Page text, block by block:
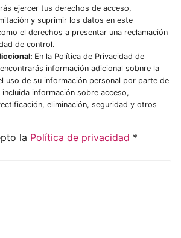
ejercer tus derechos de acceso,
y suprimir los datos en este
el derechos a presentar una reclamación
de control.
En la Política de Privacidad de
información adicional sobnre la
uso de su información personal por parte de
información sobre acceso,
eliminación, seguridad y otros
la Política de privacidad *